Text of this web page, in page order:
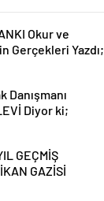
Okur ve
Gerçekleri Yazdı;
ALNINIZ Ak,
Korkuya Gerek
Danışmanı
Diyor ki;
Müşterilerimizin
Aramanız
GEÇMİŞ
GAZİSİ